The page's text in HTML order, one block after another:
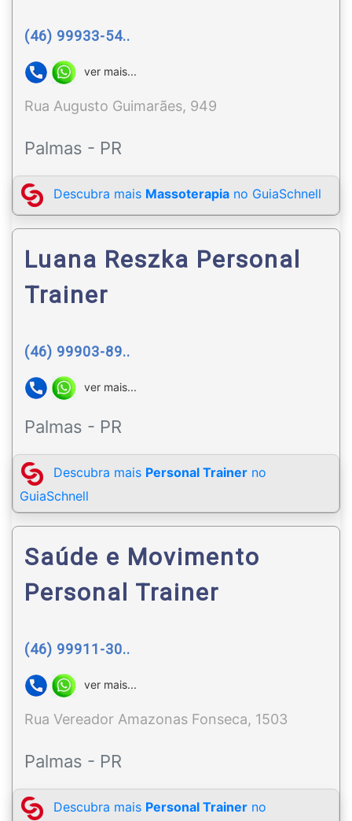
(46) 99933-54..
ver mais...
Rua Augusto Guimarães, 949
Palmas - PR
Descubra mais Massoterapia no GuiaSchnell
Luana Reszka Personal
Trainer
(46) 99903-89..
ver mais...
Palmas - PR
Descubra mais Personal Trainer no
GuiaSchnell
Saúde e Movimento
Personal Trainer
(46) 99911-30..
ver mais...
Rua Vereador Amazonas Fonseca, 1503
Palmas - PR
Descubra mais Personal Trainer no